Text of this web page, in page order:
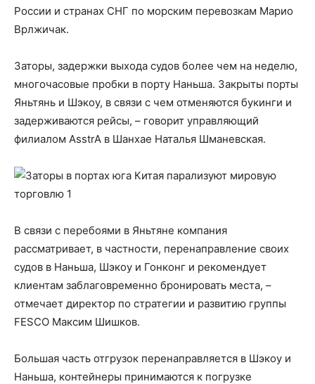
России и странах СНГ по морским перевозкам Марио
Врлжичак.
Заторы, задержки выхода судов более чем на неделю,
многочасовые пробки в порту Наньша. Закрыты порты
Яньтянь и Шэкоу, в связи с чем отменяются букинги и
задерживаются рейсы, – говорит управляющий
филиалом AsstrA в Шанхае Наталья Шманевская.
В связи с перебоями в Яньтяне компания
рассматривает, в частности, перенаправление своих
судов в Наньша, Шэкоу и Гонконг и рекомендует
клиентам заблаговременно бронировать места, –
отмечает директор по стратегии и развитию группы
FESCO Максим Шишков.
Большая часть отгрузок перенаправляется в Шэкоу и
Наньша, контейнеры принимаются к погрузке